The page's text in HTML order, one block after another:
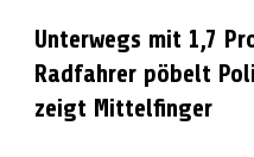
Unterwegs mit 1,7
Radfahrer pöbelt
zeigt Mittelfinger